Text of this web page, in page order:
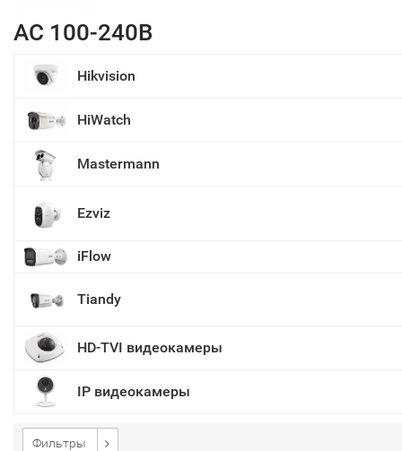
АC 100-240В
Hikvision
HiWatch
Mastermann
Ezviz
iFlow
Tiandy
HD-TVI видеокамеры
IP видеокамеры
Фильтры